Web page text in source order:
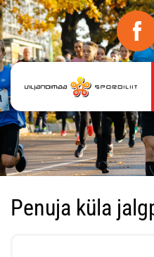
Penuja küla